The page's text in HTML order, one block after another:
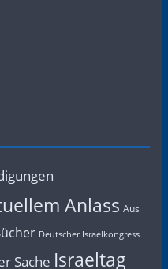
Anlass Aus
Deutscher Israelkongress
Sache Israeltag